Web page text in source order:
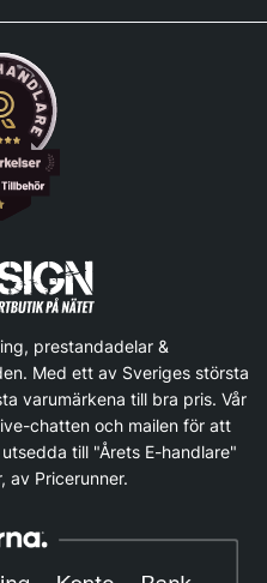
prestandadelar &
Med ett av Sveriges största
varumärkena till bra pris. Vår
chatten och mailen för att
till "Årets E-handlare"
av Pricerunner.